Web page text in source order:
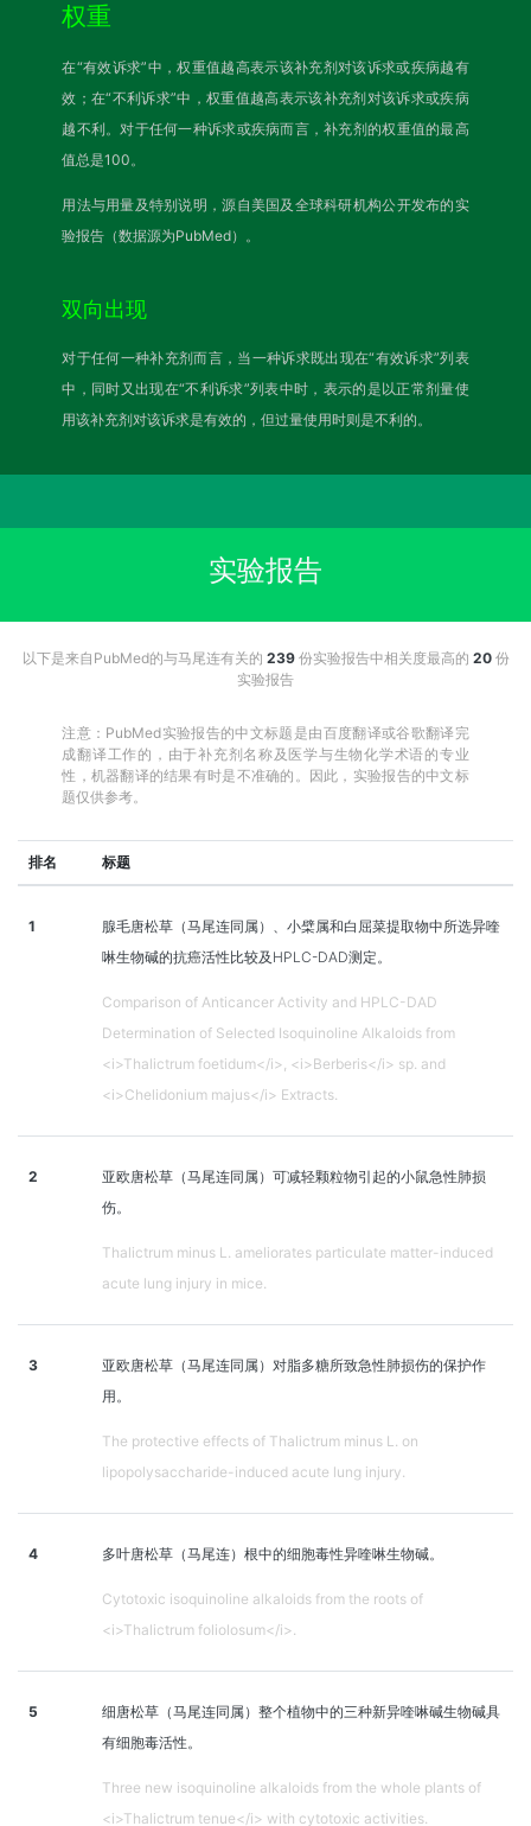
权重
在“有效诉求”中，权重值越高表示该补充剂对该诉求或疾病越有
效；在“不利诉求”中，权重值越高表示该补充剂对该诉求或疾病
越不利。对于任何一种诉求或疾病而言，补充剂的权重值的最高
值总是100。
用法与用量及特别说明，源自美国及全球科研机构公开发布的实
验报告（数据源为PubMed）。
双向出现
对于任何一种补充剂而言，当一种诉求既出现在“有效诉求”列表
中，同时又出现在“不利诉求”列表中时，表示的是以正常剂量使
用该补充剂对该诉求是有效的，但过量使用时则是不利的。
实验报告
以下是来自PubMed的与马尾连有关的 239份实验报告中相关度最高的 20份
实验报告
注意：PubMed实验报告的中文标题是由百度翻译或谷歌翻译完
成翻译工作的，由于补充剂名称及医学与生物化学术语的专业
性，机器翻译的结果有时是不准确的。因此，实验报告的中文标
题仅供参考。
排名 标题
1
腺毛唐松草（马尾连同属）、小檗属和白屈菜提取物中所选异喹
啉生物碱的抗癌活性比较及HPLC-DAD测定。
Comparison of Anticancer Activity and HPLC-DAD
Determination of Selected Isoquinoline Alkaloids from
<i>Thalictrum foetidum</i>, <i>Berberis</i> sp. and
<i>Chelidonium majus</i> Extracts.
2
亚欧唐松草（马尾连同属）可减轻颗粒物引起的小鼠急性肺损
伤。
Thalictrum minus L. ameliorates particulate matter-induced
acute lung injury in mice.
3
亚欧唐松草（马尾连同属）对脂多糖所致急性肺损伤的保护作
用。
The protective effects of Thalictrum minus L. on
lipopolysaccharide-induced acute lung injury.
4 多叶唐松草（马尾连）根中的细胞毒性异喹啉生物碱。
Cytotoxic isoquinoline alkaloids from the roots of
<i>Thalictrum foliolosum</i>.
5
细唐松草（马尾连同属）整个植物中的三种新异喹啉碱生物碱具
有细胞毒活性。
Three new isoquinoline alkaloids from the whole plants of
<i>Thalictrum tenue</i> with cytotoxic activities.